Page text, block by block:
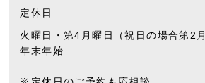
定休日
火曜日・第4月曜日（祝日の場合第2月
年末年始